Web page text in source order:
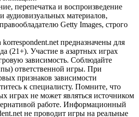
перепечатка и воспроизведение
аудиовизуальных материалов,
Getty Images, строго
предназначены для
(21+). Участие в азартных играх
зависимость. Соблюдайте
ответственной игры. При
признаков зависимости
к специалисту. Помните, что
играх не может являться источником
работе. Информационный
не проводит игры на реальные